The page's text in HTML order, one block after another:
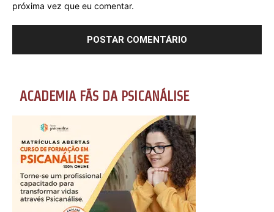
próxima vez que eu comentar.
ACADEMIA FÃS DA PSICANÁLISE